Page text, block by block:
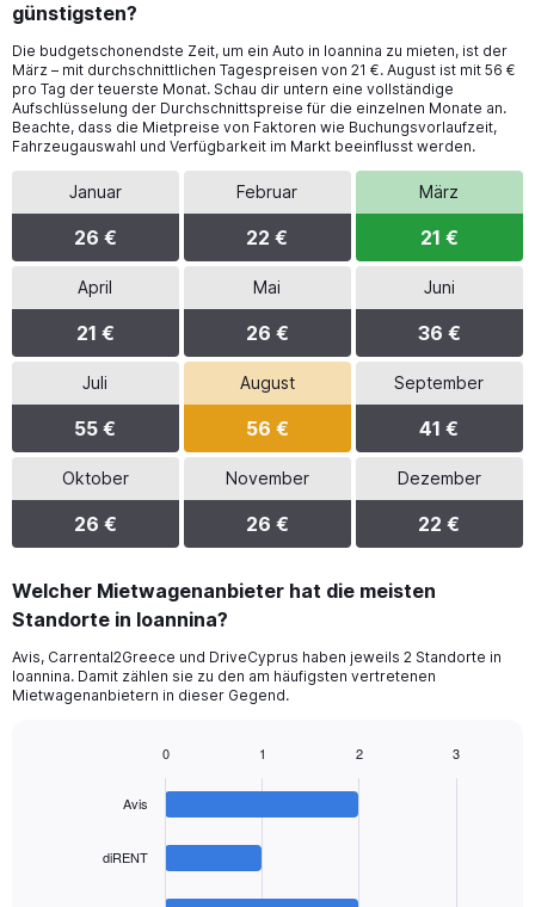
günstigsten?
Die budgetschonendste Zeit, um ein Auto in Ioannina zu mieten, ist der
März – mit durchschnittlichen Tagespreisen von 21 €. August ist mit 56 €
pro Tag der teuerste Monat. Schau dir untern eine vollständige
Aufschlüsselung der Durchschnittspreise für die einzelnen Monate an.
Beachte, dass die Mietpreise von Faktoren wie Buchungsvorlaufzeit,
Fahrzeugauswahl und Verfügbarkeit im Markt beeinflusst werden.
Januar
26 €
Februar
22 €
März
21 €
April
21 €
Mai
26 €
Juni
36 €
Juli
55 €
August
56 €
September
41 €
Oktober
26 €
November
26 €
Dezember
22 €
Welcher Mietwagenanbieter hat die meisten
Standorte in Ioannina?
Avis, Carrental2Greece und DriveCyprus haben jeweils 2 Standorte in
Ioannina. Damit zählen sie zu den am häufigsten vertretenen
Mietwagenanbietern in dieser Gegend.
Avis
diRENT
0 1 2 3